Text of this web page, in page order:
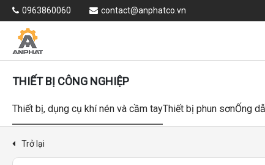
0963860060 contact@anphatco.vn
THIẾT BỊ CÔNG NGHIỆP
Thiết bị, dụng cụ khí nén và cầm tayThiết bị phun sơnỐng
Trở lại